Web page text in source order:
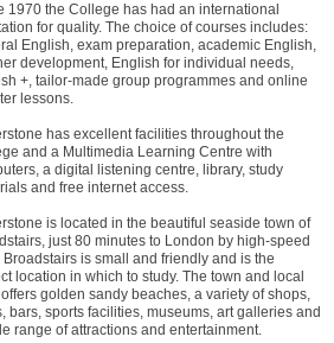
1970 the College has had an international
for quality. The choice of courses includes:
English, exam preparation, academic English,
development, English for individual needs,
+, tailor-made group programmes and online
lessons.
has excellent facilities throughout the
and a Multimedia Learning Centre with
a digital listening centre, library, study
and free internet access.
is located in the beautiful seaside town of
just 80 minutes to London by high-speed
Broadstairs is small and friendly and is the
location in which to study. The town and local
golden sandy beaches, a variety of shops,
bars, sports facilities, museums, art galleries and
range of attractions and entertainment.